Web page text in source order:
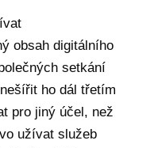
obsah digitálního
setkání
ho dál třetím
pro jiný účel, než
užívat služeb